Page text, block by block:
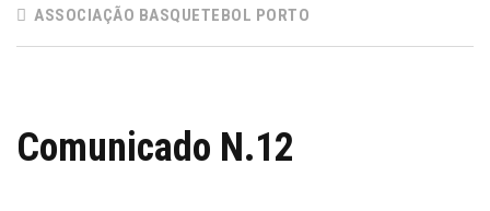
ASSOCIAÇÃO BASQUETEBOL PORTO
Comunicado N.12